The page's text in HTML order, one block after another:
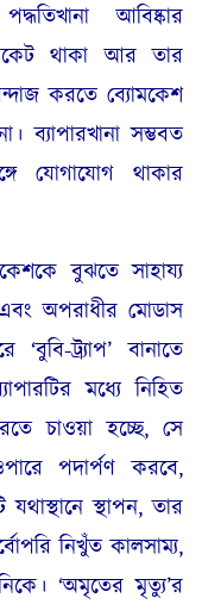
আবিষ্কার
থাকা আর তার
করতে ব্যোমকেশ
ব্যাপারখানা সম্ভবত
যোগাযোগ থাকার
বুঝতে সাহায্য
অপরাধীর মোডাস
ট্র্যাপ’ বানাতে
মধ্যে নিহিত
চাওয়া হচ্ছে, সে
পদার্পণ করবে,
যথাস্থানে স্থাপন, তার
নিখুঁত কালসাম্য,
‘অমৃতের মৃত্যু’র